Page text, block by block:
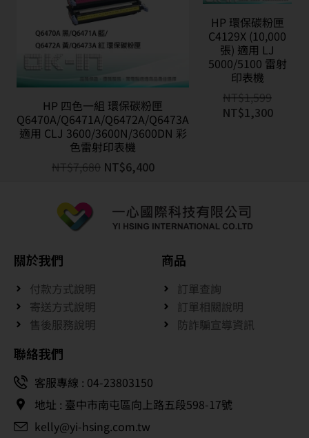
HP 四色一組 環保碳粉匣
Q6470A/Q6471A/Q6472A/Q6473A
適用 CLJ 3600/3600N/3600DN 彩
色雷射印表機
NT$ 7,680 NT$6,400
HP 環保碳粉匣
C4129X (10,000
張) 適用 LJ
5000/5100 雷射
印表機
NT$ 1,599
NT$1,300
關於我們
付款方式說明
寄送方式說明
售後服務說明
商品
訂單查詢
訂單相關說明
防詐騙宣導資訊
聯絡我們
客服專線 : 04-23803150
地址 : 臺中市南屯區向上路五段598-17號
kelly@yi-hsing.com.tw